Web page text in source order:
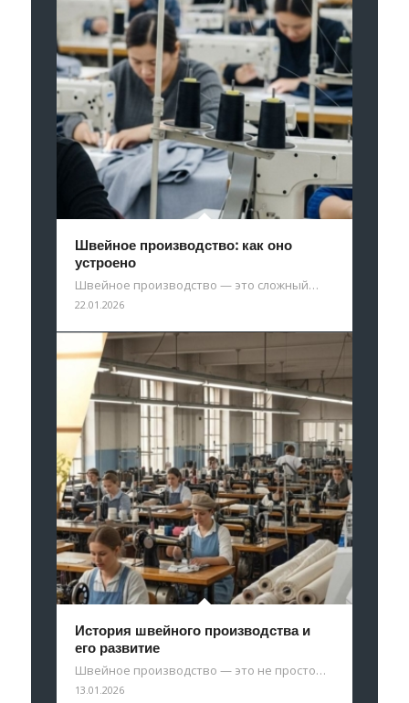
Швейное производство: как оно
устроено
Швейное производство — это сложный…
22.01.2026
История швейного производства и
его развитие
Швейное производство — это не просто…
13.01.2026